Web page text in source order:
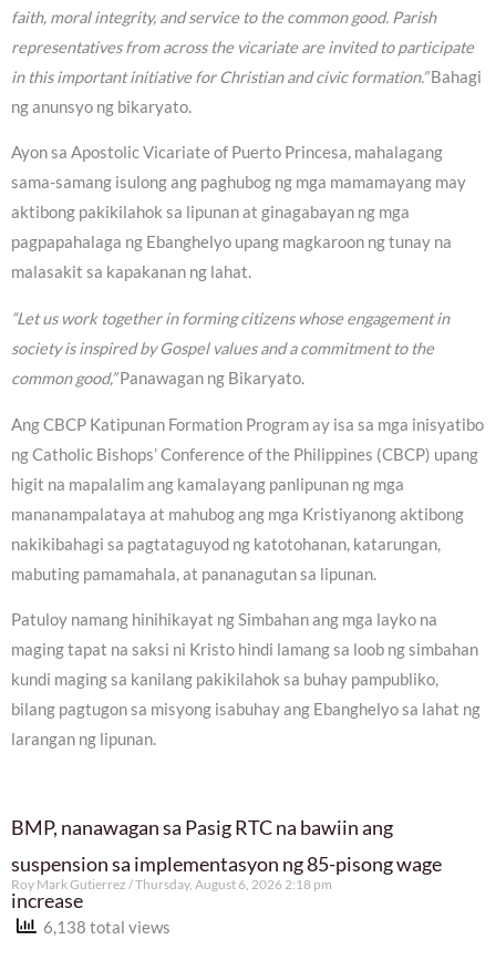
faith, moral integrity, and service to the common good. Parish
representatives from across the vicariate are invited to participate
in this important initiative for Christian and civic formation.”Bahagi
ng anunsyo ng bikaryato.
Ayon sa Apostolic Vicariate of Puerto Princesa, mahalagang
sama-samang isulong ang paghubog ng mga mamamayang may
aktibong pakikilahok sa lipunan at ginagabayan ng mga
pagpapahalaga ng Ebanghelyo upang magkaroon ng tunay na
malasakit sa kapakanan ng lahat.
“Let us work together in forming citizens whose engagement in
society is inspired by Gospel values and a commitment to the
common good,”Panawagan ng Bikaryato.
Ang CBCP Katipunan Formation Program ay isa sa mga inisyatibo
ng Catholic Bishops’ Conference of the Philippines (CBCP) upang
higit na mapalalim ang kamalayang panlipunan ng mga
mananampalataya at mahubog ang mga Kristiyanong aktibong
nakikibahagi sa pagtataguyod ng katotohanan, katarungan,
mabuting pamamahala, at pananagutan sa lipunan.
Patuloy namang hinihikayat ng Simbahan ang mga layko na
maging tapat na saksi ni Kristo hindi lamang sa loob ng simbahan
kundi maging sa kanilang pakikilahok sa buhay pampubliko,
bilang pagtugon sa misyong isabuhay ang Ebanghelyo sa lahat ng
larangan ng lipunan.
BMP, nanawagan sa Pasig RTC na bawiin ang
suspension sa implementasyon ng 85-pisong wage
increase
Roy Mark Gutierrez Thursday, August 6, 2026 2:18 pm
6,138 total views